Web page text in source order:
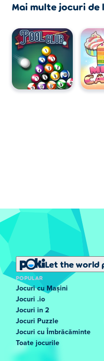
Mai multe jocuri
Let the world
POPULAR
Jocuri cu Mașini
Jocuri .io
Jocuri in 2
Jocuri Puzzle
Jocuri cu Îmbrăcăminte
Toate jocurile